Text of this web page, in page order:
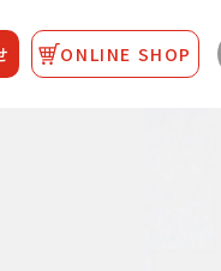
ONLINE SHOP